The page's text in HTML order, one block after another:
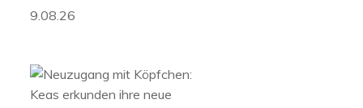
9.08.26